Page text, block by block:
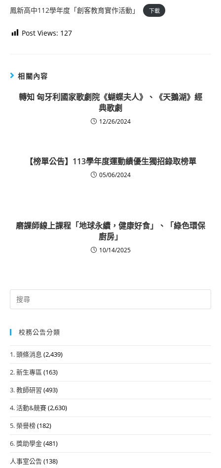
鳳新高中112學年度「創客教育實作活動」 下載
Post Views: 127
相關內容
轉知 匈牙利國家歌劇院《蝴蝶夫人》、《天鵝湖》經
典歌劇
12/26/2024
【榜單公告】113學年度運動績優生獨招錄取榜單
05/06/2024
磨課師線上課程「地球永續，健康好食」、「綠色環保
廚房」
10/14/2025
Search
for:
校務公告分類
1. 頭條消息 (2,439)
2. 新生專區 (163)
3. 教師研習 (493)
4. 活動&競賽(2,630)
5. 榮譽榜(182)
6. 獎助學金(481)
人事室公告(138)